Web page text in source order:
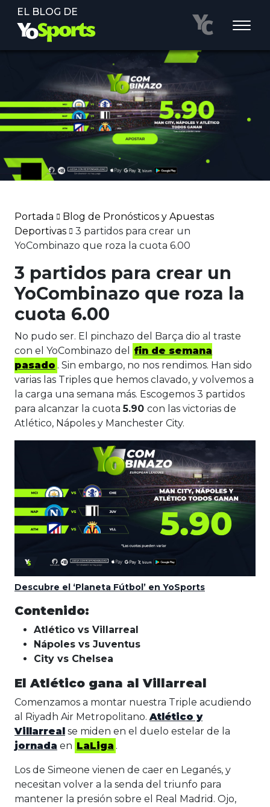
EL BLOG DE
Portada
Blog de Pronósticos y Apuestas
Deportivas
3 partidos para crear un
YoCombinazo que roza la cuota 6.00
3 partidos para crear un
YoCombinazo que roza la
cuota 6.00
No pudo ser. El pinchazo del Barça dio al traste
con el YoCombinazo del
fin de semana
pasado . Sin embargo, no nos rendimos. Han sido
varias las Triples que hemos clavado, y volvemos a
la carga una semana más. Escogemos 3 partidos
para alcanzar la cuota5.90 con las victorias de
Atlético, Nápoles y Manchester City.
Descubre el ‘Planeta Fútbol’ en YoSports
Contenido:
Atlético vs Villarreal
Nápoles vs Juventus
City vs Chelsea
El Atlético gana al Villarreal
Comenzamos a montar nuestra Triple acudiendo
al Riyadh Air Metropolitano.Atlético y
Villarreal se miden en el duelo estelar de la
jornada en LaLiga .
Los de Simeone vienen de caer en Leganés, y
necesitan volver a la senda del triunfo para
mantener la presión sobre el Real Madrid. Ojo,